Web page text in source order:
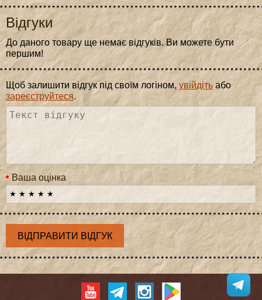
Відгуки
До даного товару ще немає відгуків. Ви можете бути
першим!
Щоб залишити відгук під своїм логіном, увійдітьабо
зареєструйтеся.
Ваша оцінка